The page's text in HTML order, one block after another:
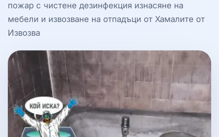
пожар с чистене дезинфекция изнасяне на
мебели и извозване на отпадъци от Хамалите от
Извозва